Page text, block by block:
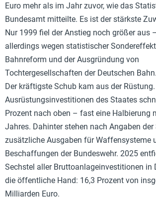
Euro mehr als im Jahr zuvor, wie das
Bundesamt mitteilte. Es ist der stärkste
Nur 1999 fiel der Anstieg noch größer aus
allerdings wegen statistischer
Bahnreform und der Ausgründung von
Tochtergesellschaften der Deutschen Bahn.
Der kräftigste Schub kam aus der
Ausrüstungsinvestitionen des Staates
Prozent nach oben – fast eine Halbierung
Jahres. Dahinter stehen nach Angaben
zusätzliche Ausgaben für Waffensysteme
Beschaffungen der Bundeswehr. 2025
Sechstel aller Bruttoanlageinvestitionen in
die öffentliche Hand: 16,3 Prozent von
Milliarden Euro.